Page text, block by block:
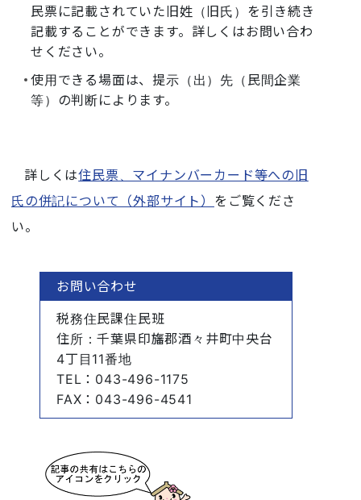
民票に記載されていた旧姓（旧氏）を引き続き
記載することができます。詳しくはお問い合わ
せください。
使用できる場面は、提示（出）先（民間企業
等）の判断によります。
詳しくは住民票、マイナンバーカード等への旧
氏の併記について（外部サイト） をご覧くださ
い。
お問い合わせ
税務住民課住民班
住所 ：千葉県印旛郡酒々井町中央台
4丁目11番地
TEL ：043-496-1175
FAX ：043-496-4541